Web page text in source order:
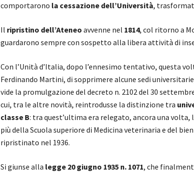
comportarono la cessazione dell’Università,
Il ripristino dell’Ateneo avvenne nel 1814, col ritorno a
guardarono sempre con sospetto alla libera attività di
Con l’Unità d’Italia, dopo l’ennesimo tentativo, questa
Ferdinando Martini, di sopprimere alcune sedi
vide la promulgazione del decreto n. 2102 del 30
cui, tra le altre novità, reintrodusse la distinzione tra
classe B: tra quest’ultima era relegato, ancora una volta,
più della Scuola superiore di Medicina veterinaria e del
ripristinato nel 1936.
Si giunse alla legge 20 giugno 1935 n. 1071, che